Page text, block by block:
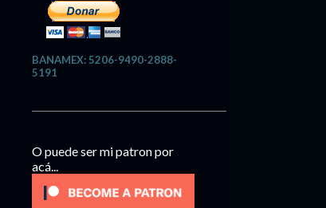
BANAMEX: 5206-9490-2888-
5191
O puede ser mi patron por
acá...